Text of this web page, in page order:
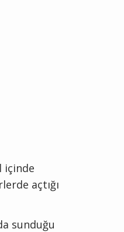
içinde
açtığı
sunduğu